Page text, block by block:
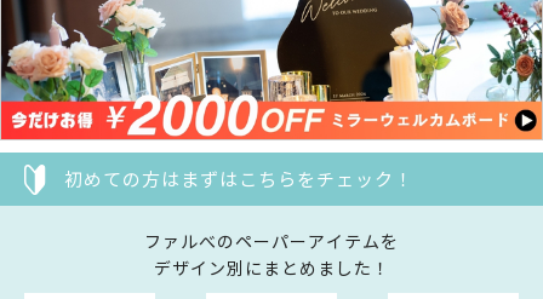
初めての方はまずはこちらをチェック！
ファルべのペーパーアイテムを
デザイン別にまとめました！